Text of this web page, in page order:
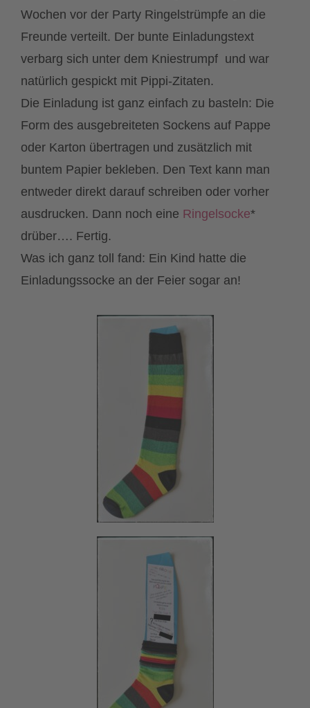
Wochen vor der Party Ringelstrümpfe an die
Freunde verteilt. Der bunte Einladungstext
verbarg sich unter dem Kniestrumpf und war
natürlich gespickt mit Pippi-Zitaten.
Die Einladung ist ganz einfach zu basteln: Die
Form des ausgebreiteten Sockens auf Pappe
oder Karton übertragen und zusätzlich mit
buntem Papier bekleben. Den Text kann man
entweder direkt darauf schreiben oder vorher
ausdrucken. Dann noch eine Ringelsocke*
drüber…. Fertig.
Was ich ganz toll fand: Ein Kind hatte die
Einladungssocke an der Feier sogar an!